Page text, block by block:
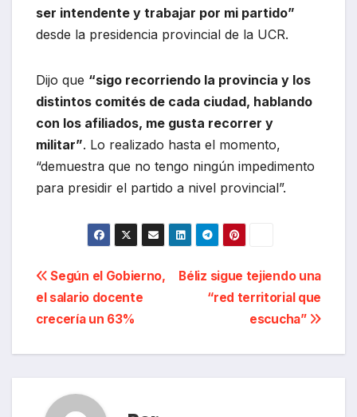
ser intendente y trabajar por mi partido”
desde la presidencia provincial de la UCR.
Dijo que “sigo recorriendo la provincia y los
distintos comités de cada ciudad, hablando
con los afiliados, me gusta recorrer y
militar”. Lo realizado hasta el momento,
“demuestra que no tengo ningún impedimento
para presidir el partido a nivel provincial”.
Navegación
de
entradas
Béliz sigue tejiendo una
“red territorial que
escucha”
Según el Gobierno,
el salario docente
crecería un 63%